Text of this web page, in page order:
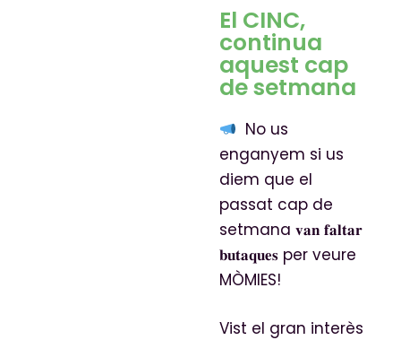
El CINC,
continua
aquest cap
de setmana
No us
enganyem si us
diem que el
passat cap de
setmana 𝐯𝐚𝐧 𝐟𝐚𝐥𝐭𝐚𝐫
𝐛𝐮𝐭𝐚𝐪𝐮𝐞𝐬 per veure
MÒMIES!
Vist el gran interès